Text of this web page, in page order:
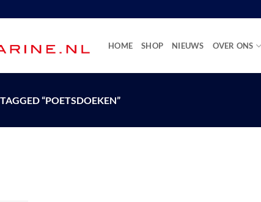
HOME SHOP NIEUWS OVER ONS
“POETSDOEKEN”